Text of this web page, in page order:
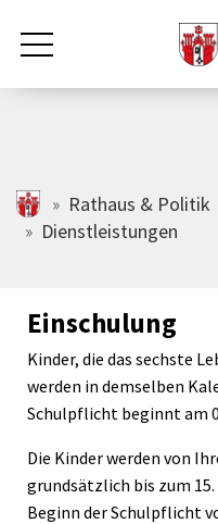
Zum Hauptinhalt springen
Rathaus & Politik
Tourismus
Freizeit & Kultur
Wirtschaft
schmallenberg.de
Rathaus & Politik
Dienstleistungen
Einschulung
Kinder, die das sechste
werden in demselben
Schulpflicht beginnt am
Die Kinder werden von
grundsätzlich bis zum
Beginn der Schulpflicht